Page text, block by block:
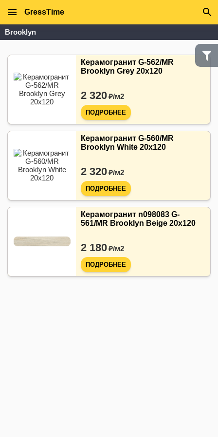
GressTime
Brooklyn
Керамогранит G-562/MR
Brooklyn Grey 20x120
2 320₽/м2
ПОДРОБНЕЕ
Керамогранит G-560/MR
Brooklyn White 20x120
2 320₽/м2
ПОДРОБНЕЕ
Керамогранит n098083 G-
561/MR Brooklyn Beige 20x120
2 180₽/м2
ПОДРОБНЕЕ